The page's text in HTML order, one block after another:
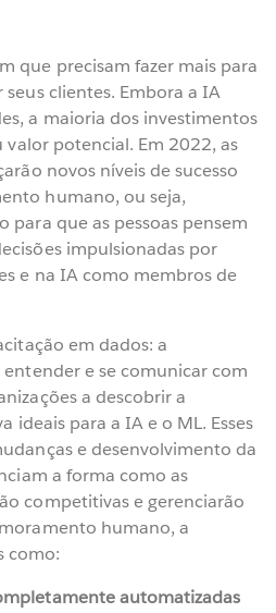
que precisam fazer mais para
clientes. Embora a IA
a maioria dos investimentos
valor potencial. Em 2022, as
novos níveis de sucesso
humano, ou seja,
que as pessoas pensem
impulsionadas por
e na IA como membros de
em dados: a
e se comunicar com
a descobrir a
ideais para a IA e o ML. Esses
e desenvolvimento da
a forma como as
competitivas e gerenciarão
humano, a
como:
automatizadas